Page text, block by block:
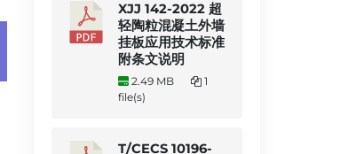
XJJ 142-2022 超
轻陶粒混凝土外墙
挂板应用技术标准
附条文说明
2.49 MB
1
file(s)
T/CECS 10196-